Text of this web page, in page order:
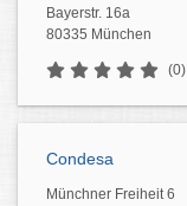
Bayerstr. 16a
80335 München
(0)
Condesa
Münchner Freiheit 6